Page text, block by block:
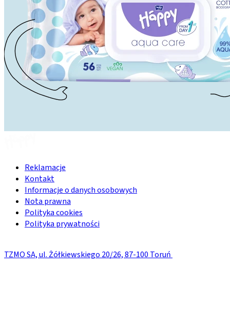
Reklamacje
Kontakt
Informacje o danych osobowych
Nota prawna
Polityka cookies
Polityka prywatności
TZMO SA, ul. Żółkiewskiego 20/26, 87-100 Toruń